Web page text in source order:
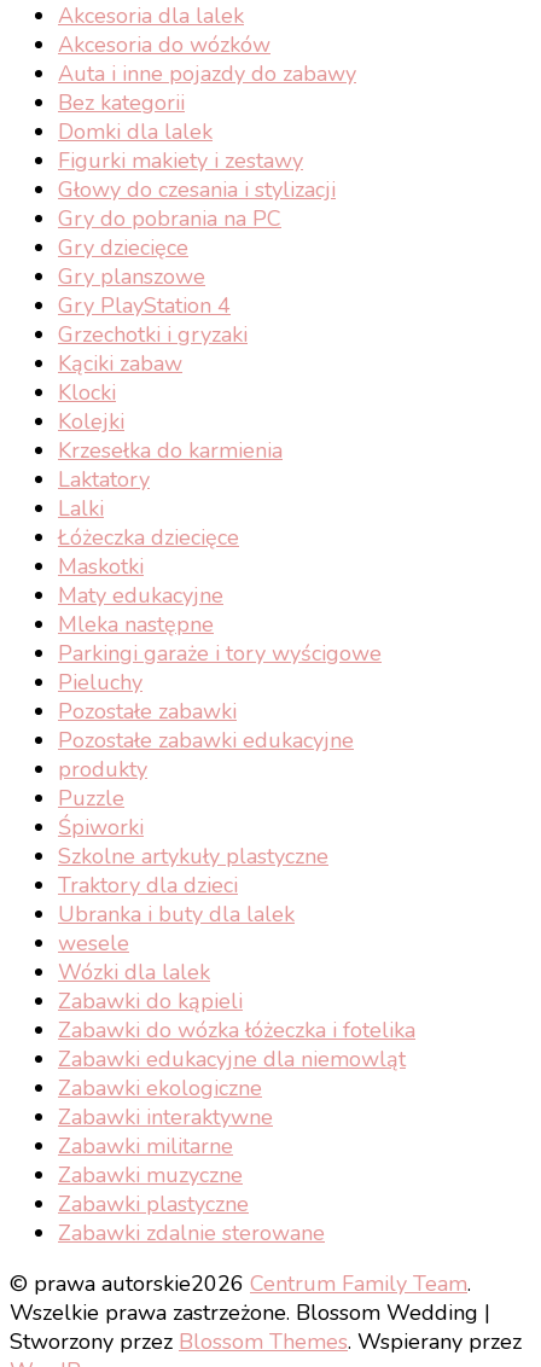
Akcesoria dla lalek
Akcesoria do wózków
Auta i inne pojazdy do zabawy
Bez kategorii
Domki dla lalek
Figurki makiety i zestawy
Głowy do czesania i stylizacji
Gry do pobrania na PC
Gry dziecięce
Gry planszowe
Gry PlayStation 4
Grzechotki i gryzaki
Kąciki zabaw
Klocki
Kolejki
Krzesełka do karmienia
Laktatory
Lalki
Łóżeczka dziecięce
Maskotki
Maty edukacyjne
Mleka następne
Parkingi garaże i tory wyścigowe
Pieluchy
Pozostałe zabawki
Pozostałe zabawki edukacyjne
produkty
Puzzle
Śpiworki
Szkolne artykuły plastyczne
Traktory dla dzieci
Ubranka i buty dla lalek
wesele
Wózki dla lalek
Zabawki do kąpieli
Zabawki do wózka łóżeczka i fotelika
Zabawki edukacyjne dla niemowląt
Zabawki ekologiczne
Zabawki interaktywne
Zabawki militarne
Zabawki muzyczne
Zabawki plastyczne
Zabawki zdalnie sterowane
© prawa autorskie2026 Centrum Family Team.
Wszelkie prawa zastrzeżone. Blossom Wedding |
Stworzony przez Blossom Themes. Wspierany przez